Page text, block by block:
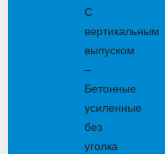
С
вертикальным
выпуском
–
Бетонные
усиленные
без
уголка